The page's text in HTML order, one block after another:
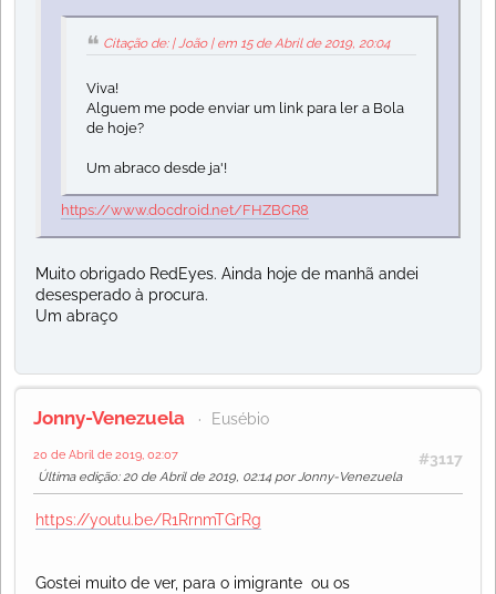
Citação de: | João | em 15 de Abril de 2019, 20:04
Viva!
Alguem me pode enviar um link para ler a Bola
de hoje?
Um abraco desde ja'!
https://www.docdroid.net/FHZBCR8
Muito obrigado RedEyes. Ainda hoje de manhã andei
desesperado à procura.
Um abraço
Jonny-Venezuela Eusébio
#3117
20 de Abril de 2019, 02:07
Última edição: 20 de Abril de 2019, 02:14 por Jonny-Venezuela
https://youtu.be/R1RrnmTGrRg
Gostei muito de ver, para o imigrante ou os